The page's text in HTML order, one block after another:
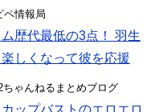
ペ情報局
歴代最低の3点！ 羽生
しくなって彼を応援
ゃんねるまとめブログ
ップバストのエロエロ